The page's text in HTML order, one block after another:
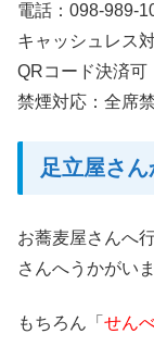
電話：098-989-
キャッシュレス
QRコード決済可
禁煙対応：全席
足立屋さん
お蕎麦屋さんへ
さんへうかがいま
もちろん「 せん